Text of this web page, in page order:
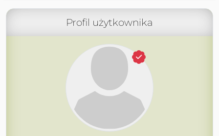
Profil użytkownika